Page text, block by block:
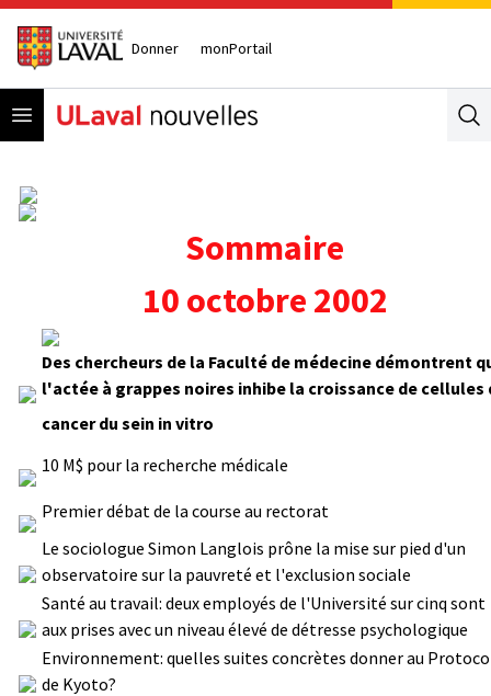
Donner monPortail
Open menu
Sommaire
10 octobre 2002
Des chercheurs de la Faculté de médecine démontrent
l'actée à grappes noires inhibe la croissance de cellules
cancer du sein in vitro
10 M$ pour la recherche médicale
Premier débat de la course au rectorat
Le sociologue Simon Langlois prône la mise sur pied d'un
observatoire sur la pauvreté et l'exclusion sociale
Santé au travail: deux employés de l'Université sur cinq sont
aux prises avec un niveau élevé de détresse psychologique
Environnement: quelles suites concrètes donner au
de Kyoto?